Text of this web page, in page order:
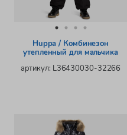
Huppa / Комбинезон
утепленный для мальчика
артикул: L36430030-32266